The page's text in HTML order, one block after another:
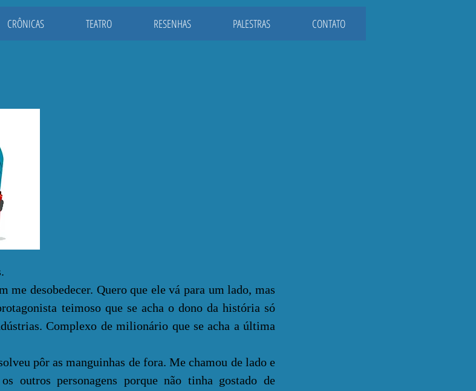
CRÔNICAS TEATRO RESENHAS PALESTRAS CONTATO
desobedecer. Quero que ele vá para um lado, mas
teimoso que se acha o dono da história só
Complexo de milionário que se acha a última
pôr as manguinhas de fora. Me chamou de lado e
outros personagens porque não tinha gostado de